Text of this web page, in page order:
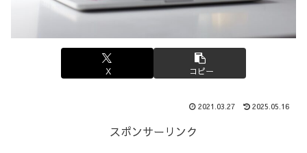
X コピー
2021.03.27 2025.05.16
スポンサーリンク